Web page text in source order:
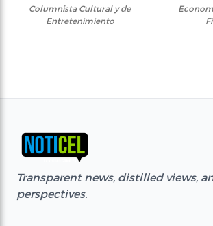
Columnista Cultural y de
Entretenimiento
Transparent news, distilled views,
perspectives.